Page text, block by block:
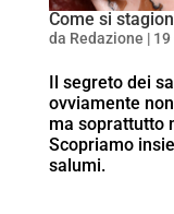
Come si
da Redazione | 19
Il segreto dei
ovviamente
ma soprattutto
Scopriamo
salumi.